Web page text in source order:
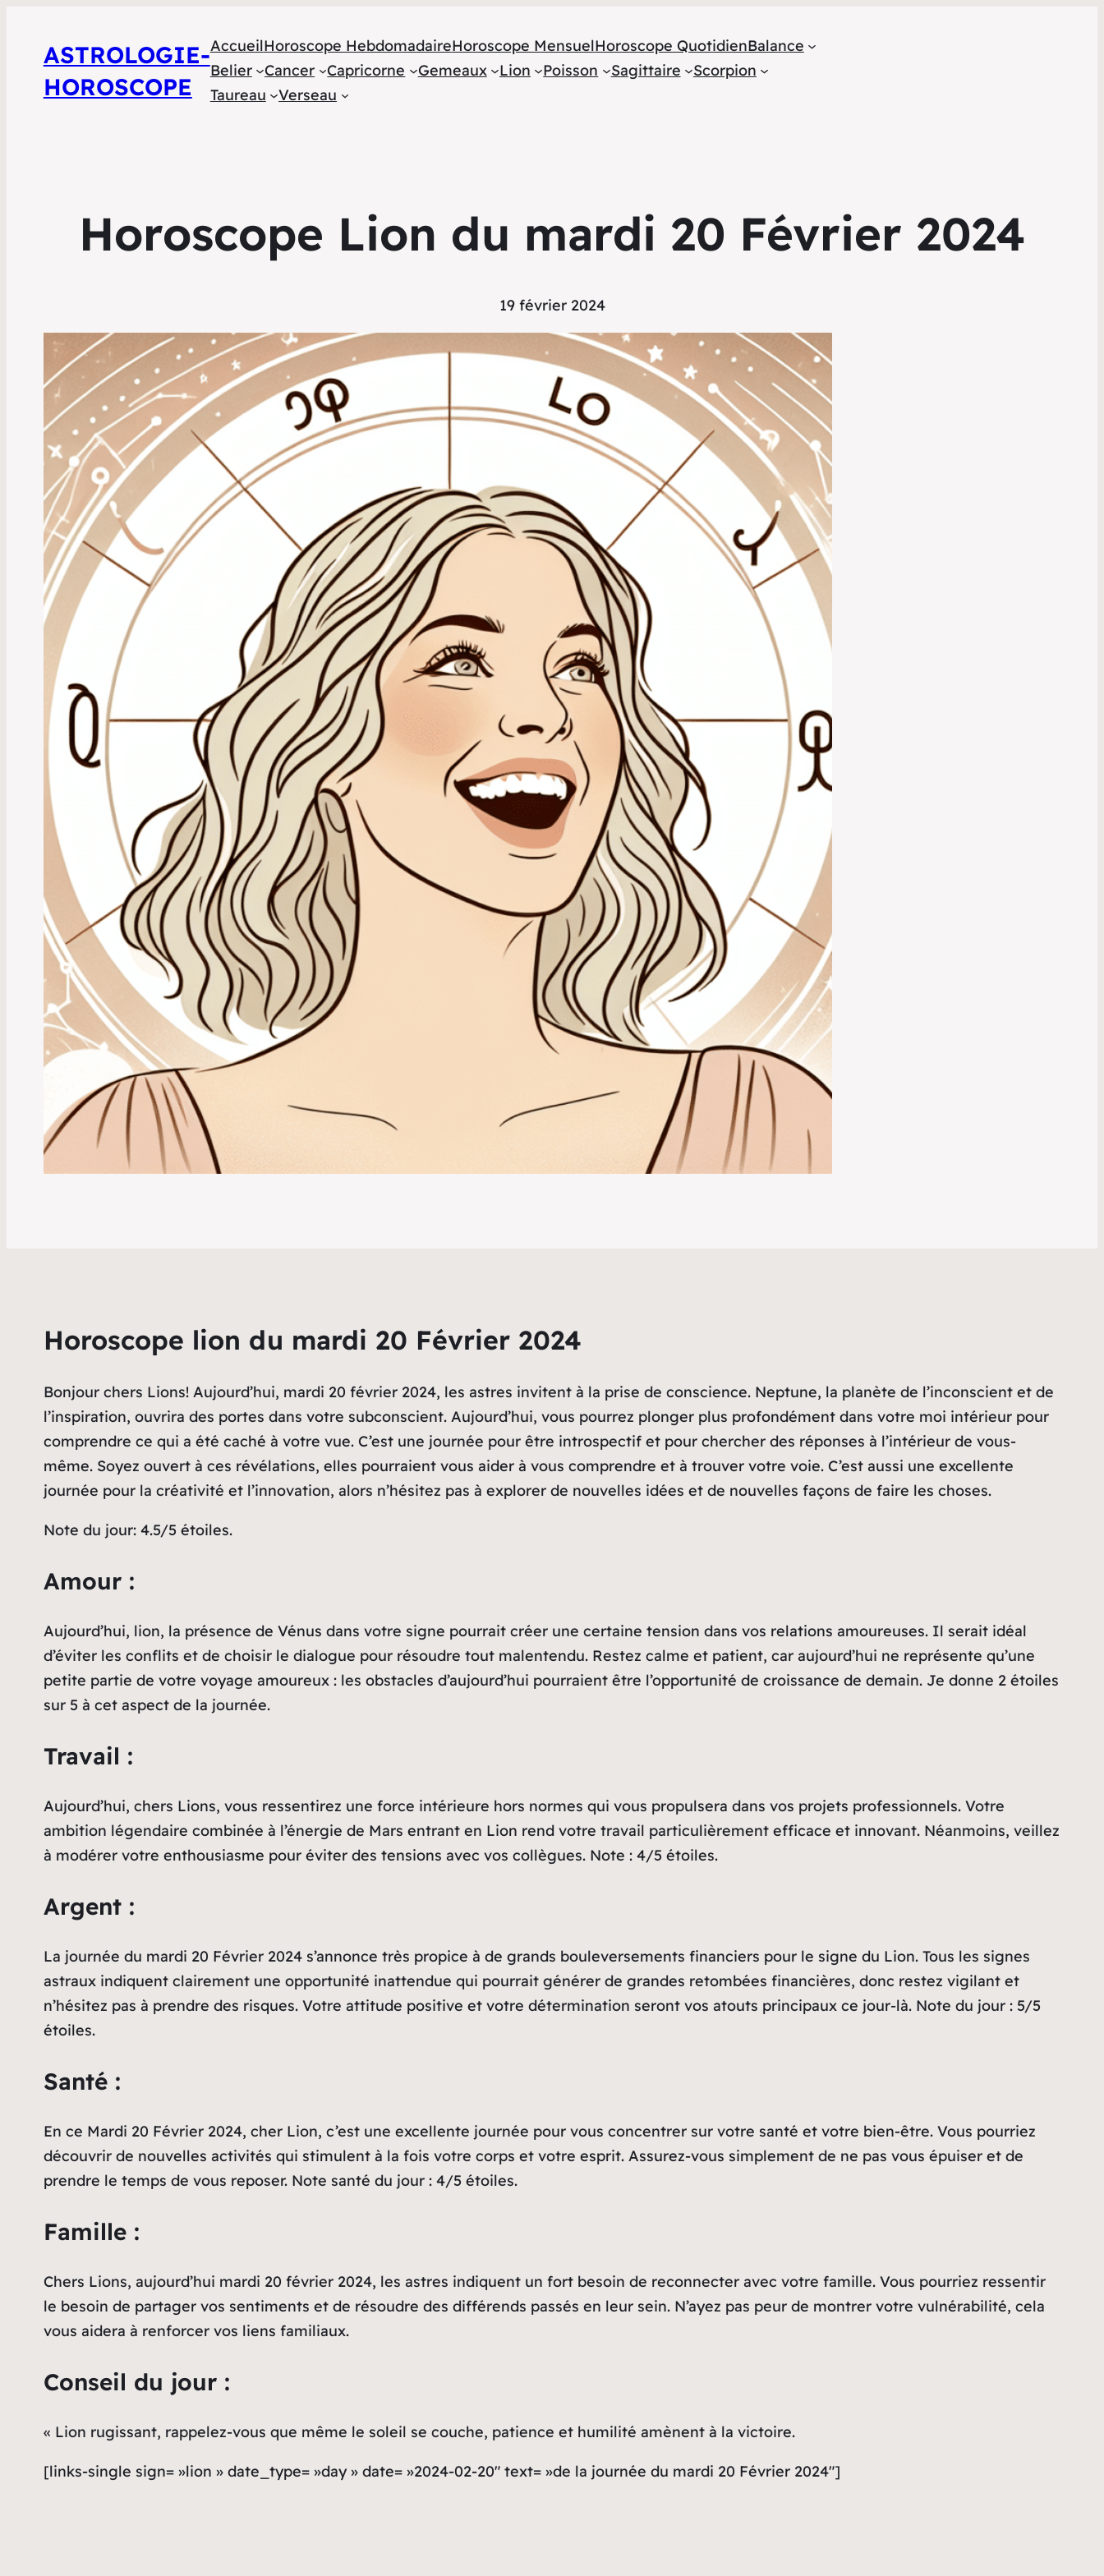
ASTROLOGIE-
HOROSCOPE
AccueilHoroscope HebdomadaireHoroscope MensuelHoroscope QuotidienBalance
Belier
Cancer Capricorne Gemeaux Lion Poisson Sagittaire
Scorpion
Taureau
Verseau
Horoscope Lion du mardi 20 Février 2024
19 février 2024
Horoscope lion du mardi 20 Février 2024
Bonjour chers Lions! Aujourd’hui, mardi 20 février 2024, les astres invitent à la prise de conscience. Neptune, la planète de l’inconscient et de
l’inspiration, ouvrira des portes dans votre subconscient. Aujourd’hui, vous pourrez plonger plus profondément dans votre moi intérieur pour
comprendre ce qui a été caché à votre vue. C’est une journée pour être introspectif et pour chercher des réponses à l’intérieur de vous-
même. Soyez ouvert à ces révélations, elles pourraient vous aider à vous comprendre et à trouver votre voie. C’est aussi une excellente
journée pour la créativité et l’innovation, alors n’hésitez pas à explorer de nouvelles idées et de nouvelles façons de faire les choses.
Note du jour: 4.5/5 étoiles.
Amour :
Aujourd’hui, lion, la présence de Vénus dans votre signe pourrait créer une certaine tension dans vos relations amoureuses. Il serait idéal
d’éviter les conflits et de choisir le dialogue pour résoudre tout malentendu. Restez calme et patient, car aujourd’hui ne représente qu’une
petite partie de votre voyage amoureux : les obstacles d’aujourd’hui pourraient être l’opportunité de croissance de demain. Je donne 2 étoiles
sur 5 à cet aspect de la journée.
Travail :
Aujourd’hui, chers Lions, vous ressentirez une force intérieure hors normes qui vous propulsera dans vos projets professionnels. Votre
ambition légendaire combinée à l’énergie de Mars entrant en Lion rend votre travail particulièrement efficace et innovant. Néanmoins, veillez
à modérer votre enthousiasme pour éviter des tensions avec vos collègues. Note : 4/5 étoiles.
Argent :
La journée du mardi 20 Février 2024 s’annonce très propice à de grands bouleversements financiers pour le signe du Lion. Tous les signes
astraux indiquent clairement une opportunité inattendue qui pourrait générer de grandes retombées financières, donc restez vigilant et
n’hésitez pas à prendre des risques. Votre attitude positive et votre détermination seront vos atouts principaux ce jour-là. Note du jour : 5/5
étoiles.
Santé :
En ce Mardi 20 Février 2024, cher Lion, c’est une excellente journée pour vous concentrer sur votre santé et votre bien-être. Vous pourriez
découvrir de nouvelles activités qui stimulent à la fois votre corps et votre esprit. Assurez-vous simplement de ne pas vous épuiser et de
prendre le temps de vous reposer. Note santé du jour : 4/5 étoiles.
Famille :
Chers Lions, aujourd’hui mardi 20 février 2024, les astres indiquent un fort besoin de reconnecter avec votre famille. Vous pourriez ressentir
le besoin de partager vos sentiments et de résoudre des différends passés en leur sein. N’ayez pas peur de montrer votre vulnérabilité, cela
vous aidera à renforcer vos liens familiaux.
Conseil du jour :
« Lion rugissant, rappelez-vous que même le soleil se couche, patience et humilité amènent à la victoire.
[links-single sign= »lion » date_type= »day » date= »2024-02-20″ text= »de la journée du mardi 20 Février 2024″]